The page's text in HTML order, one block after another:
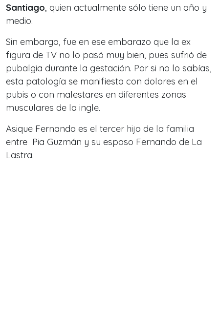
Santiago, quien actualmente sólo tiene un año y
medio.
Sin embargo, fue en ese embarazo que la ex
figura de TV no lo pasó muy bien, pues sufrió de
pubalgia durante la gestación. Por si no lo sabías,
esta patología se manifiesta con dolores en el
pubis o con malestares en diferentes zonas
musculares de la ingle.
Asique Fernando es el tercer hijo de la familia
entre Pia Guzmán y su esposo Fernando de La
Lastra.